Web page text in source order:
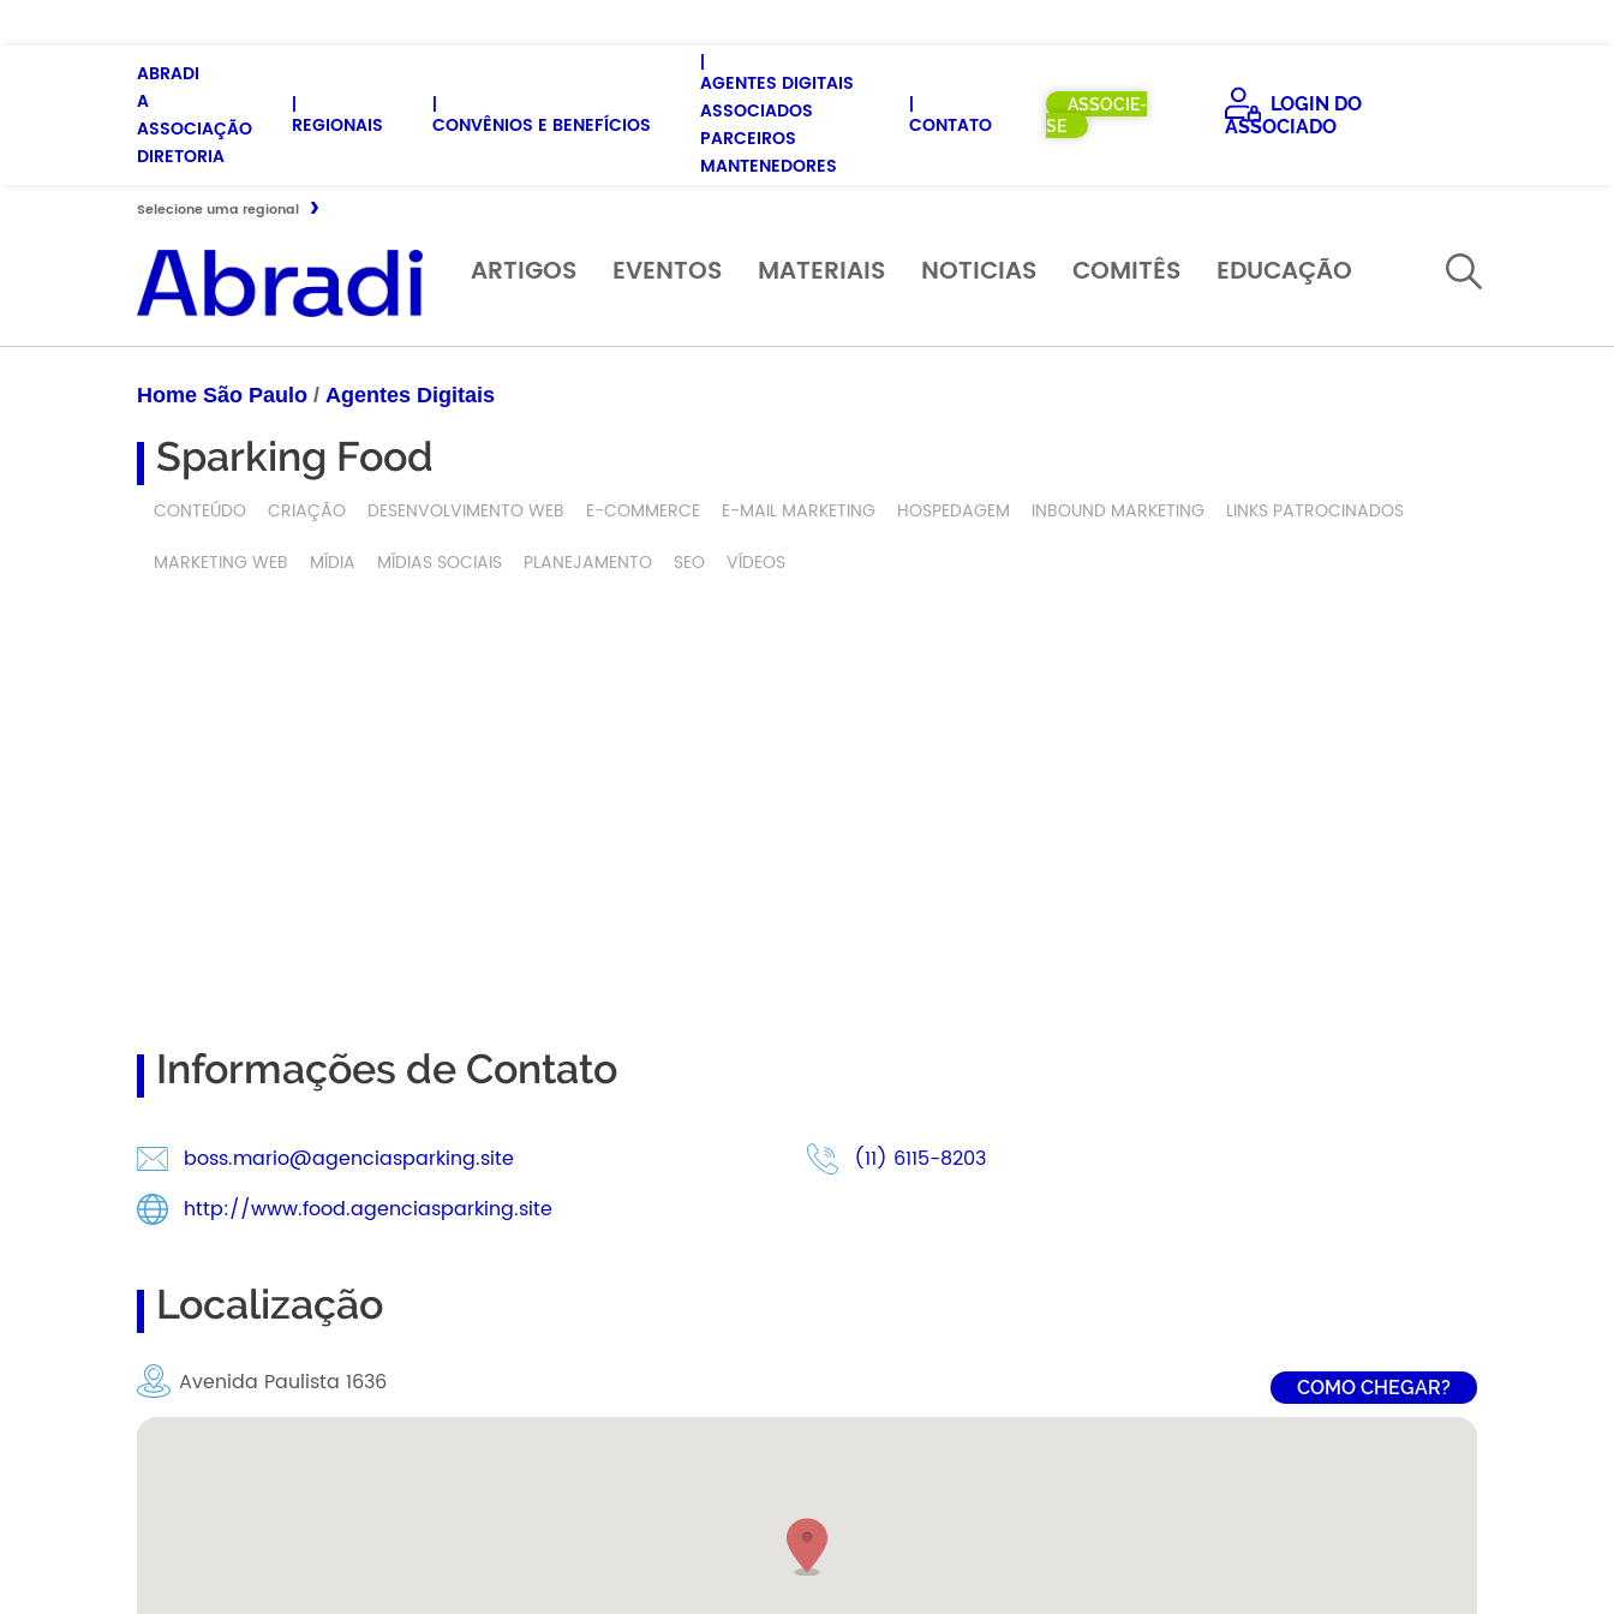
ABRADI
A
ASSOCIAÇÃO
DIRETORIA
REGIONAIS CONVÊNIOS E BENEFÍCIOS
AGENTES DIGITAIS
ASSOCIADOS
PARCEIROS
MANTENEDORES
CONTATO
ASSOCIE-
SE
LOGIN DO
ASSOCIADO
Selecione uma regional
ARTIGOS EVENTOS MATERIAIS NOTICIAS COMITÊS EDUCAÇÃO
Home São Paulo / Agentes Digitais
Sparking Food
CONTEÚDO CRIAÇÃO DESENVOLVIMENTO WEB E-COMMERCE E-MAIL MARKETING HOSPEDAGEM INBOUND MARKETING
LINKS PATROCINADOS
MARKETING WEB
MÍDIA MÍDIAS SOCIAIS PLANEJAMENTO SEO VÍDEOS
Informações de Contato
boss.mario@agenciasparking.site
(11) 6115-8203
http://www.food.agenciasparking.site
Localização
Avenida Paulista 1636 COMO CHEGAR?